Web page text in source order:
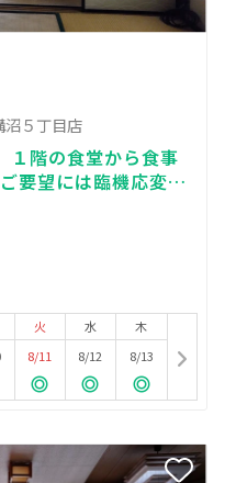
沼５丁目店
１階の食堂から食事
要望には臨機応変に
談ください。
火
8/11
水
8/12
木
8/13